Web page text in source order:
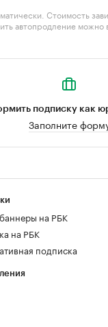
Стоимость
автопродление можно
подписку как
Заполните
на РБК
на РБК
подписка